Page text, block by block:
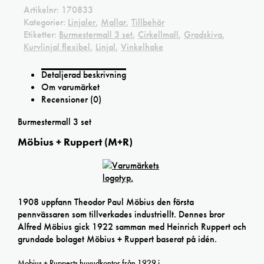
Artikelnr: 170833
Kategorier: Linjaler, Mallar, Tillbehör
Etiketter: Burmestermall 3 set, Cirkellmall, Gradskiva,
Kurvlinjal flexibel, Linjal, Vinkelhake
Detaljerad beskrivning
Om varumärket
Recensioner (0)
Burmestermall 3 set
Möbius + Ruppert (M+R)
1908 uppfann Theodor Paul Möbius den första
pennvässaren som tillverkades industriellt. Dennes bror
Alfred Möbius gick 1922 samman med Heinrich Ruppert och
grundade bolaget Möbius + Ruppert baserat på idén.